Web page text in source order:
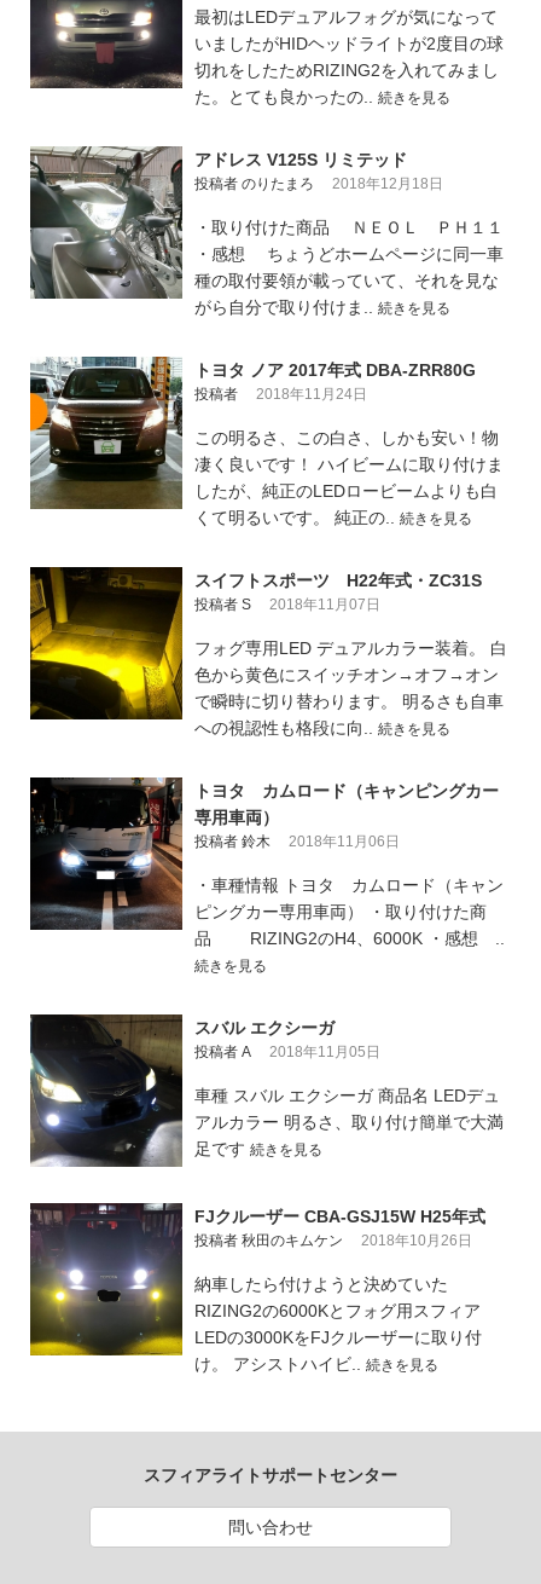
最初はLEDデュアルフォグが気になって
いましたがHIDヘッドライトが2度目の球
切れをしたためRIZING2を入れてみまし
た。とても良かったの.. 続きを見る
アドレス V125S リミテッド
投稿者 のりたまろ 2018年12月18日
・取り付けた商品 ＮＥＯＬ ＰＨ１１
・感想 ちょうどホームページに同一車
種の取付要領が載っていて、それを見な
がら自分で取り付けま.. 続きを見る
トヨタ ノア 2017年式 DBA-ZRR80G
投稿者 2018年11月24日
この明るさ、この白さ、しかも安い！物
凄く良いです！ ハイビームに取り付けま
したが、純正のLEDロービームよりも白
くて明るいです。 純正の.. 続きを見る
スイフトスポーツ H22年式・ZC31S
投稿者 S 2018年11月07日
フォグ専用LED デュアルカラー装着。 白
色から黄色にスイッチオン→オフ→オン
で瞬時に切り替わります。 明るさも自車
への視認性も格段に向.. 続きを見る
トヨタ カムロード（キャンピングカー
専用車両）
投稿者 鈴木 2018年11月06日
・車種情報 トヨタ カムロード（キャン
ピングカー専用車両） ・取り付けた商
品 RIZING2のH4、6000K ・感想 ..
続きを見る
スバル エクシーガ
投稿者 A 2018年11月05日
車種 スバル エクシーガ 商品名 LEDデュ
アルカラー 明るさ、取り付け簡単で大満
足です 続きを見る
FJクルーザー CBA-GSJ15W H25年式
投稿者 秋田のキムケン 2018年10月26日
納車したら付けようと決めていた
RIZING2の6000Kとフォグ用スフィア
LEDの3000KをFJクルーザーに取り付
け。 アシストハイビ.. 続きを見る
スフィアライトサポートセンター
問い合わせ